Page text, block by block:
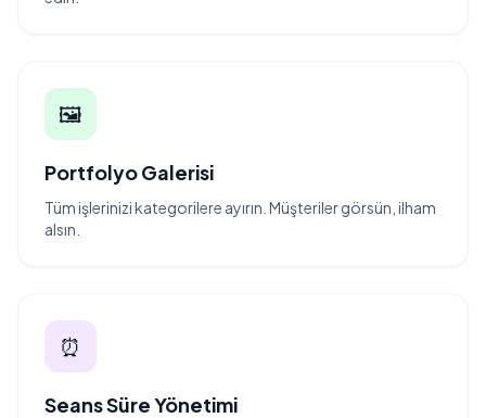
🖼️
Portfolyo Galerisi
Tüm işlerinizi kategorilere ayırın. Müşteriler görsün, ilham
alsın.
⏰
Seans Süre Yönetimi